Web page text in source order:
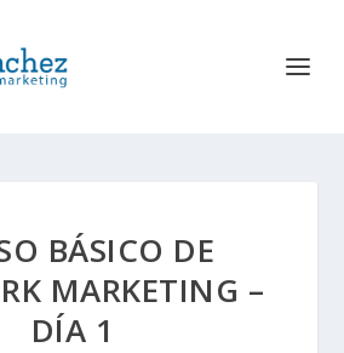
BÁSICO DE
MARKETING –
DÍA 1